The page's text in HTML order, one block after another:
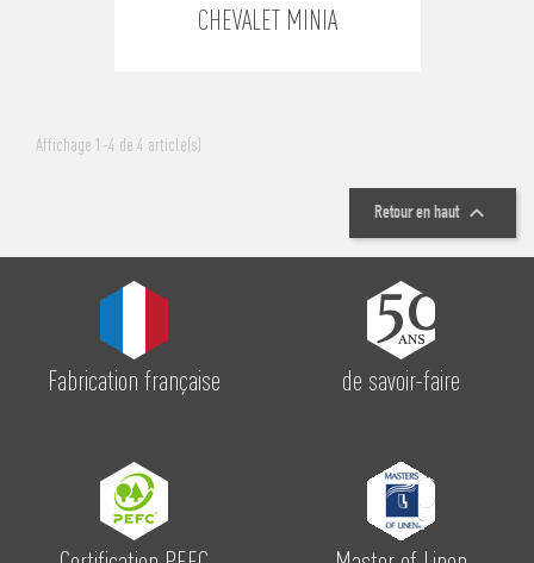
CHEVALET MINIA
Affichage 1-4 de 4 article(s)
Retour en haut 
Fabrication française de savoir-faire